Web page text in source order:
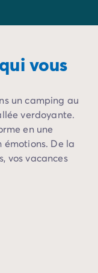
vous
un camping au
verdoyante.
en une
émotions. De la
vos vacances